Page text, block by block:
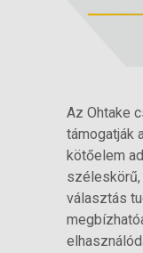
Az Ohtake
támogatják
kötőelem
széleskörű,
választás